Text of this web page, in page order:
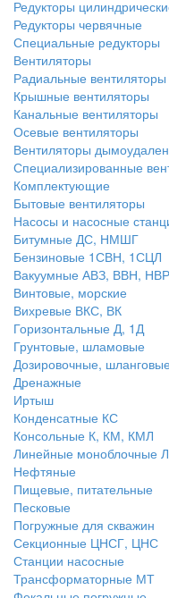
Редукторы
Редукторы червячные
Специальные редукторы
Вентиляторы
Радиальные вентиляторы
Крышные вентиляторы
Канальные вентиляторы
Осевые вентиляторы
Вентиляторы
Специализированные
Комплектующие
Бытовые вентиляторы
Насосы и насосные
Битумные ДС, НМШГ
Бензиновые 1СВН, 1СЦЛ
Вакуумные АВЗ, ВВН, НВР
Винтовые, морские
Вихревые ВКС, ВК
Горизонтальные Д, 1Д
Грунтовые, шламовые
Дозировочные, шланговые
Дренажные
Иртыш
Конденсатные КС
Консольные К, КМ, КМЛ
Линейные моноблочные
Нефтяные
Пищевые, питательные
Песковые
Погружные для скважин
Секционные ЦНСГ, ЦНС
Станции насосные
Трансформаторные МТ